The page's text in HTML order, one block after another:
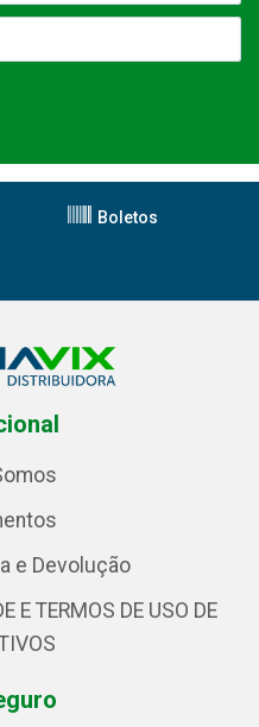
Boletos
e Devolução
E TERMOS DE USO DE